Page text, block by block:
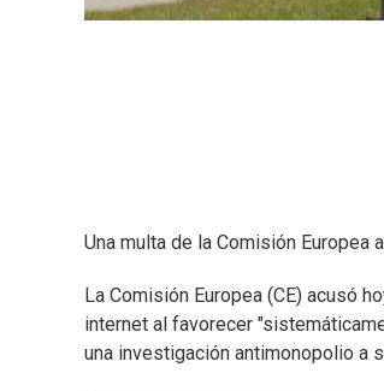
Una multa de la Comisión
La Comisión Europea (CE) acusó
internet al favorecer
una investigación antimonopolio a